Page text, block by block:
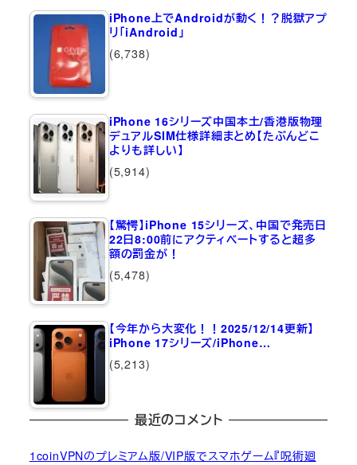
iPhone上でAndroidが動く！？脱獄アプ
リ「iAndroid」
(6,738)
iPhone 16シリーズ中国本土/香港版物理
デュアルSIM仕様詳細まとめ【たぶんどこ
よりも詳しい】
(5,914)
【驚愕】iPhone 15シリーズ、中国で発売日
22日8:00前にアクティベートすると超多
額の罰金が！
(5,478)
【今年から大変化！！2025/12/14更新】
iPhone 17シリーズ/iPhone…
(5,213)
最近のコメント
1coinVPNのプレミアム版/VIP版でスマホゲーム『呪術廻